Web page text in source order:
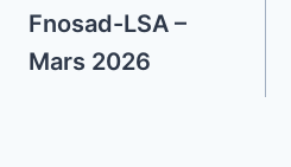
Fnosad-LSA –
Mars 2026